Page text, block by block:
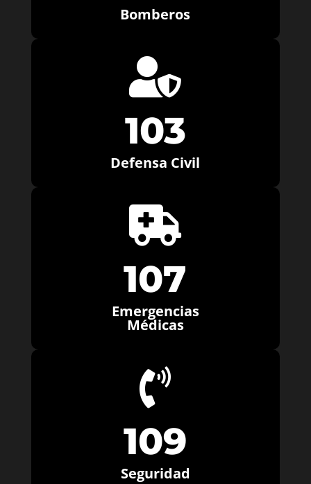
Bomberos

103
Defensa Civil

107
Emergencias
Médicas

109
Seguridad